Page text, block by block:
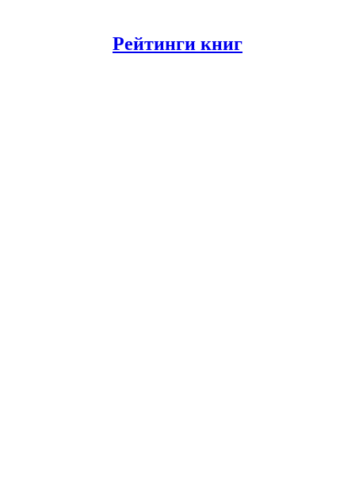
Рейтинги книг